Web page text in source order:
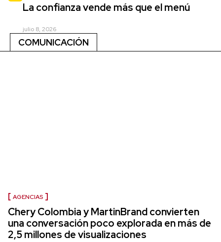
La confianza vende más que el menú
julio 8, 2026
COMUNICACIÓN
AGENCIAS
Chery Colombia y MartinBrand convierten
una conversación poco explorada en más de
2,5 millones de visualizaciones